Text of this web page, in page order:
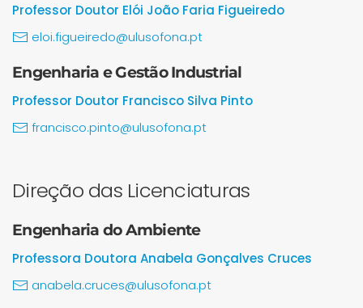
Professor Doutor Elói João Faria Figueiredo
eloi.figueiredo@ulusofona.pt
Engenharia e Gestão Industrial
Professor Doutor Francisco Silva Pinto
francisco.pinto@ulusofona.pt
Direção das Licenciaturas
Engenharia do Ambiente
Professora Doutora Anabela Gonçalves Cruces
anabela.cruces@ulusofona.pt